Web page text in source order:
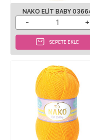
NAKO ELIT BABY
SEPETE EKLE